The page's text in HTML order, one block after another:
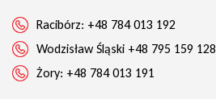
Racibórz: +48 784 013 192
Wodzisław Śląski +48 795 159 128
Żory: +48 784 013 191